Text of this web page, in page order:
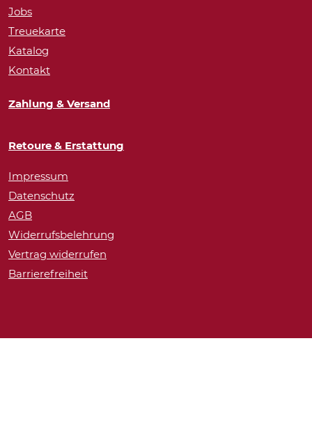
Jobs
Treuekarte
Katalog
Kontakt
Zahlung & Versand
Retoure & Erstattung
Impressum
Datenschutz
AGB
Widerrufsbelehrung
Vertrag widerrufen
Barrierefreiheit